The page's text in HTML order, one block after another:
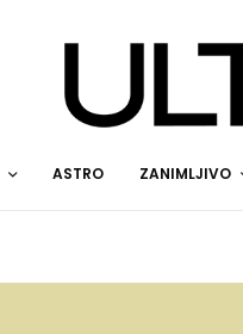
ASTRO ZANIMLJIVO